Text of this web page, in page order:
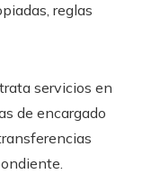
reglas
servicios en
de encargado